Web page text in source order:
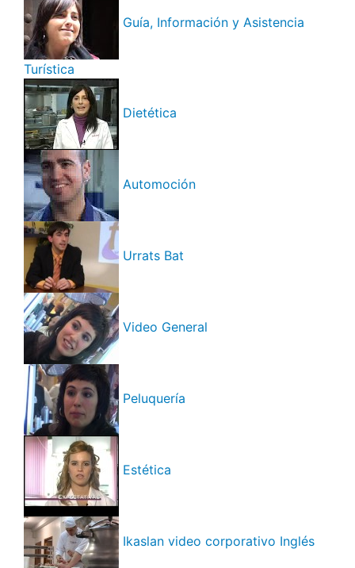
Guía, Información y Asistencia
Turística
Dietética
Automoción
Urrats Bat
Video General
Peluquería
Estética
Ikaslan video corporativo Inglés